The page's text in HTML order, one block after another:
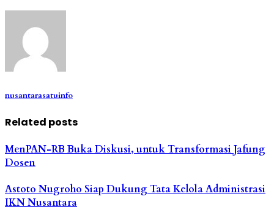
nusantarasatuinfo
Related posts
MenPAN-RB Buka Diskusi, untuk Transformasi Jafung
Dosen
Astoto Nugroho Siap Dukung Tata Kelola Administrasi
IKN Nusantara